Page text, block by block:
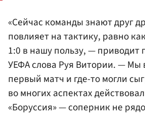
«Сейчас команды знают друг
повлияет на тактику, равно
1:0 в нашу пользу, — приводит
УЕФА слова Руя Витории. — Мы
первый матч и где-то могли
во многих аспектах
«Боруссия» — соперник не